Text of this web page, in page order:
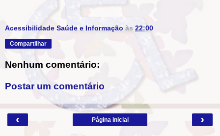
Acessibilidade Saúde e Informação às 22:00
Compartilhar
Nenhum comentário:
Postar um comentário
‹ ›
Página inicial